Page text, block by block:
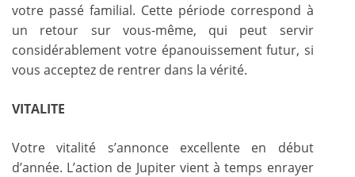
votre passé familial. Cette période correspond à
un retour sur vous-même, qui peut servir
considérablement votre épanouissement futur, si
vous acceptez de rentrer dans la vérité.
VITALITE
Votre vitalité s’annonce excellente en début
d’année. L’action de Jupiter vient à temps enrayer